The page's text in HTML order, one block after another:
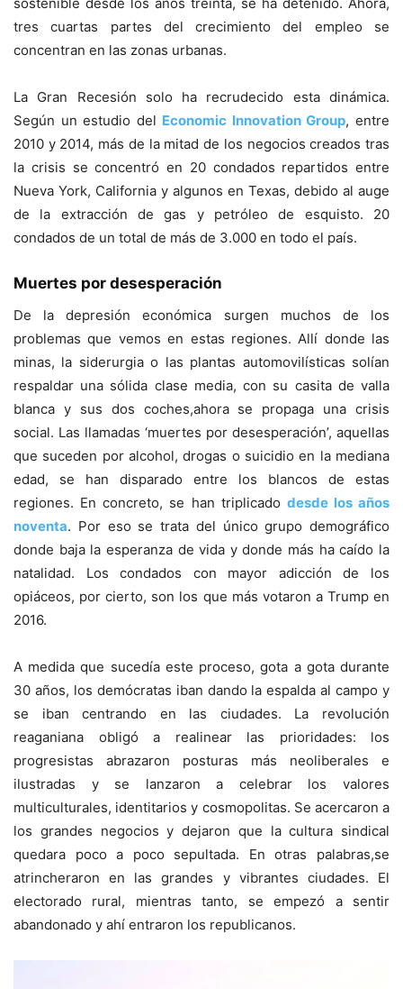
sostenible desde los años treinta, se ha detenido. Ahora,
tres cuartas partes del crecimiento del empleo se
concentran en las zonas urbanas.
La Gran Recesión solo ha recrudecido esta dinámica.
Según un estudio del Economic Innovation Group, entre
2010 y 2014, más de la mitad de los negocios creados tras
la crisis se concentró en 20 condados repartidos entre
Nueva York, California y algunos en Texas, debido al auge
de la extracción de gas y petróleo de esquisto. 20
condados de un total de más de 3.000 en todo el país.
Muertes por desesperación
De la depresión económica surgen muchos de los
problemas que vemos en estas regiones. Allí donde las
minas, la siderurgia o las plantas automovilísticas solían
respaldar una sólida clase media, con su casita de valla
blanca y sus dos coches,ahora se propaga una crisis
social. Las llamadas ‘muertes por desesperación’, aquellas
que suceden por alcohol, drogas o suicidio en la mediana
edad, se han disparado entre los blancos de estas
regiones. En concreto, se han triplicado desde los años
noventa. Por eso se trata del único grupo demográfico
donde baja la esperanza de vida y donde más ha caído la
natalidad. Los condados con mayor adicción de los
opiáceos, por cierto, son los que más votaron a Trump en
2016.
A medida que sucedía este proceso, gota a gota durante
30 años, los demócratas iban dando la espalda al campo y
se iban centrando en las ciudades. La revolución
reaganiana obligó a realinear las prioridades: los
progresistas abrazaron posturas más neoliberales e
ilustradas y se lanzaron a celebrar los valores
multiculturales, identitarios y cosmopolitas. Se acercaron a
los grandes negocios y dejaron que la cultura sindical
quedara poco a poco sepultada. En otras palabras,se
atrincheraron en las grandes y vibrantes ciudades. El
electorado rural, mientras tanto, se empezó a sentir
abandonado y ahí entraron los republicanos.